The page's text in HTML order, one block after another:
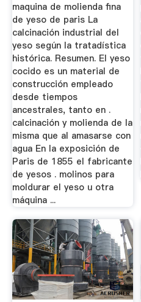
maquina de molienda fina
de yeso de paris La
calcinación industrial del
yeso según la tratadística
histórica. Resumen. El yeso
cocido es un material de
construcción empleado
desde tiempos
ancestrales, tanto en .
calcinación y molienda de la
misma que al amasarse con
agua En la exposición de
Paris de 1855 el fabricante
de yesos . molinos para
moldurar el yeso u otra
máquina ...